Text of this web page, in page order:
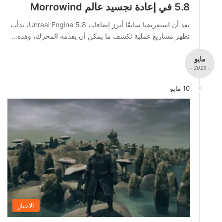
5.8 في إعادة تجسيد عالم Morrowind
بعد أن استعرضنا سابقًا أبرز إضافات Unreal Engine 5.8، بدأت
تظهر مشاريع عملية تكشف ما يمكن أن يقدمه المحرك، وهذه…
مايو
- 2026 -
10 مايو
الاخبار